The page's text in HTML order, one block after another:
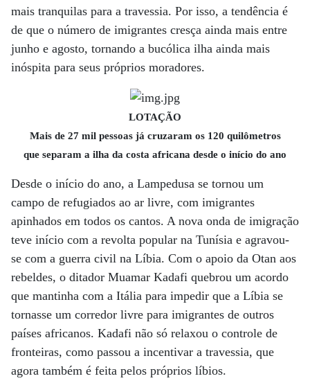
mais tranquilas para a travessia. Por isso, a tendência é
de que o número de imigrantes cresça ainda mais entre
junho e agosto, tornando a bucólica ilha ainda mais
inóspita para seus próprios moradores.
LOTAÇÃO
Mais de 27 mil pessoas já cruzaram os 120 quilômetros
que separam a ilha da costa africana desde o início do ano
Desde o início do ano, a Lampedusa se tornou um
campo de refugiados ao ar livre, com imigrantes
apinhados em todos os cantos. A nova onda de imigração
teve início com a revolta popular na Tunísia e agravou-
se com a guerra civil na Líbia. Com o apoio da Otan aos
rebeldes, o ditador Muamar Kadafi quebrou um acordo
que mantinha com a Itália para impedir que a Líbia se
tornasse um corredor livre para imigrantes de outros
países africanos. Kadafi não só relaxou o controle de
fronteiras, como passou a incentivar a travessia, que
agora também é feita pelos próprios líbios.